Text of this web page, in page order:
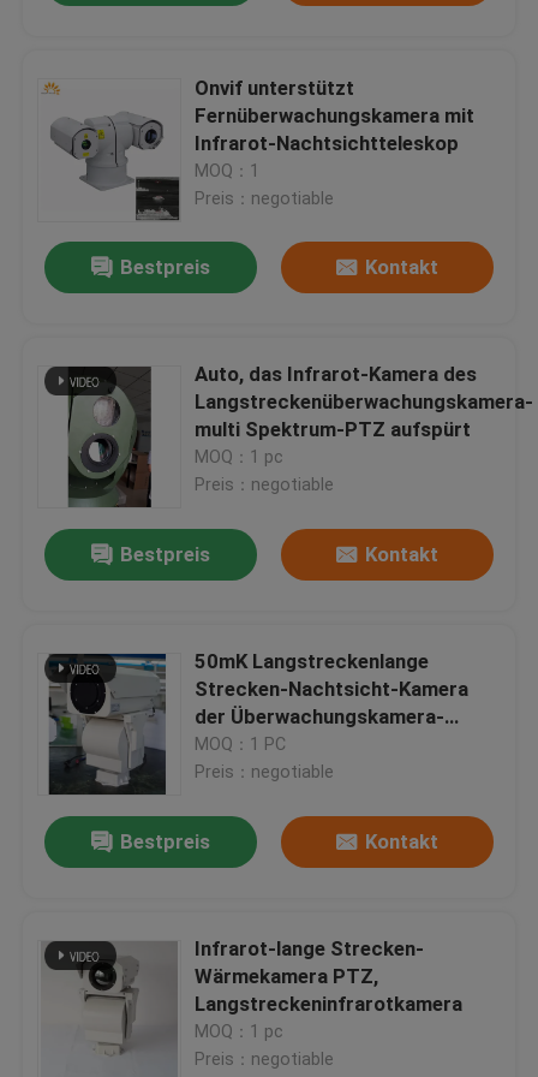
Onvif unterstützt
Fernüberwachungskamera mit
Infrarot-Nachtsichtteleskop
MOQ：1
Preis：negotiable
Bestpreis Kontakt
Auto, das Infrarot-Kamera des
Langstreckenüberwachungskamera-
multi Spektrum-PTZ aufspürt
MOQ：1 pc
Preis：negotiable
Bestpreis Kontakt
50mK Langstreckenlange
Strecken-Nachtsicht-Kamera
der Überwachungskamera-
336*256
MOQ：1 PC
Preis：negotiable
Bestpreis Kontakt
Infrarot-lange Strecken-
Wärmekamera PTZ,
Langstreckeninfrarotkamera
MOQ：1 pc
Preis：negotiable